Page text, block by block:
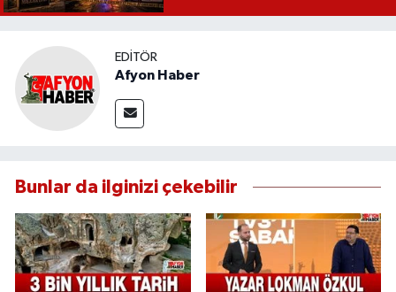
EDITÖR
Afyon Haber
Bunlar da ilginizi çekebilir